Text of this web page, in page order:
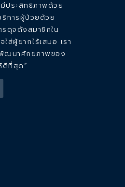
มีประสิทธิภาพด้วย
ริการผู้ป่วยด้วย
ดุจดังสมาชิกใน
ใส่ผู้ยากไร้เสมอ เรา
ฒนาศักยภาพของ
ดีที่สุด”